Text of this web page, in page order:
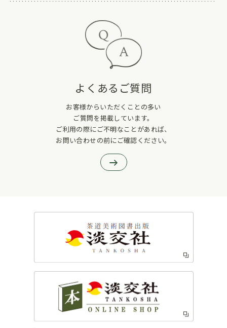
よくあるご質問
お客様からいただくことの多い
ご質問を掲載しています。
ご利用の際にご不明なことがあれば、
お問い合わせの前にご確認ください。